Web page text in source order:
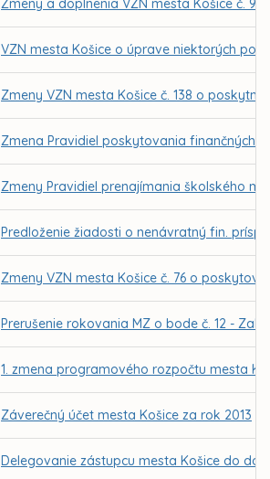
Zmeny a doplnenia VZN mesta Košice č.
VZN mesta Košice o úprave niektorých
Zmeny VZN mesta Košice č. 138 o
Zmena Pravidiel poskytovania finančných
Zmeny Pravidiel prenajímania školského
Predloženie žiadosti o nenávratný fin.
Zmeny VZN mesta Košice č. 76 o
Prerušenie rokovania MZ o bode č. 12 -
1. zmena programového rozpočtu mesta
Záverečný účet mesta Košice za rok 2013
Delegovanie zástupcu mesta Košice do